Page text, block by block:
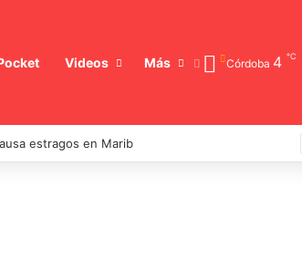
Videos Más Córdoba 4 ℃
estragos en Marib